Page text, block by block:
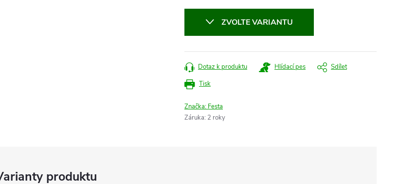
ZVOLTE VARIANTU
Tisk
Dotaz k produktu Hlídací pes Sdílet
Značka: Festa
Záruka: 2 roky